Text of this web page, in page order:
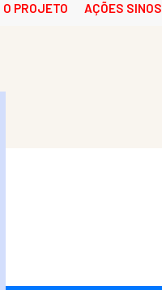
O PROJETO AÇÕES SINOS